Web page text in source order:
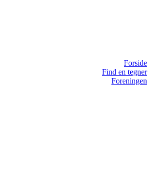
Forside
Find en tegner
Foreningen